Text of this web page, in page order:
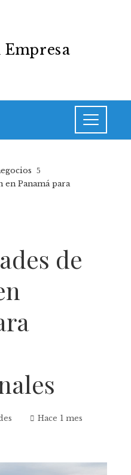
Panamá para
de
Hace 1 mes